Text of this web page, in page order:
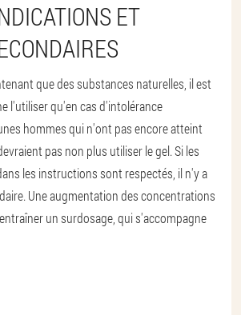
ET
que des substances naturelles, il est
l'utiliser qu'en cas d'intolérance
hommes qui n'ont pas encore atteint
pas non plus utiliser le gel. Si les
les instructions sont respectés, il n'y a
Une augmentation des concentrations
un surdosage, qui s'accompagne